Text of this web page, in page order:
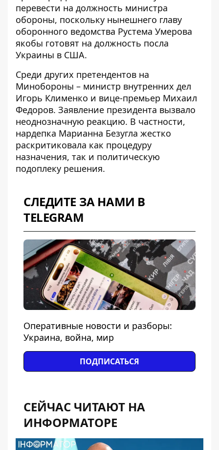
перевести на должность министра
обороны, поскольку нынешнего главу
оборонного ведомства Рустема Умерова
якобы готовят на должность посла
Украины в США.
Среди других претендентов на
Минобороны – министр внутренних дел
Игорь Клименко и вице-премьер Михаил
Федоров. Заявление президента вызвало
неоднозначную реакцию. В частности,
нардепка Марианна Безугла жестко
раскритиковала как процедуру
назначения, так и политическую
подоплеку решения.
СЛЕДИТЕ ЗА НАМИ В
TELEGRAM
Оперативные новости и разборы:
Украина, война, мир
ПОДПИСАТЬСЯ
СЕЙЧАС ЧИТАЮТ НА
ИНФОРМАТОРЕ